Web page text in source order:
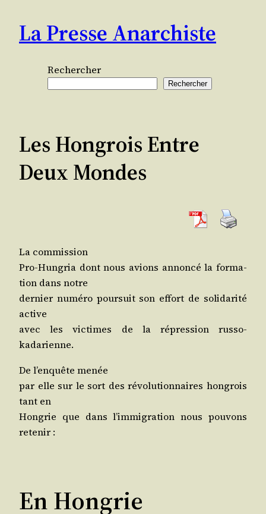
contenu
La Presse Anarchiste
Rechercher
Rechercher
Les Hongrois Entre
Deux Mondes
La commission
Pro-Hun­gria dont nous avions annon­cé la for­ma­
tion dans notre
der­nier numé­ro pour­suit son effort de soli­da­ri­té
active
avec les vic­times de la répres­sion russo-
kadarienne.
De l’en­quête menée
par elle sur le sort des révo­lu­tion­naires hon­grois
tant en
Hon­grie que dans l’im­mi­gra­tion nous pou­vons
retenir :
En Hongrie